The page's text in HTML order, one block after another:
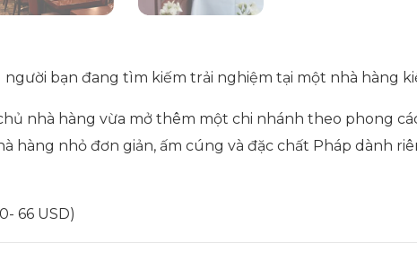
bạn đang tìm kiếm trải nghiệm tại một nhà hàng
nhà hàng vừa mở thêm một chi nhánh theo phong
hàng nhỏ đơn giản, ấm cúng và đặc chất Pháp dành
66 USD)